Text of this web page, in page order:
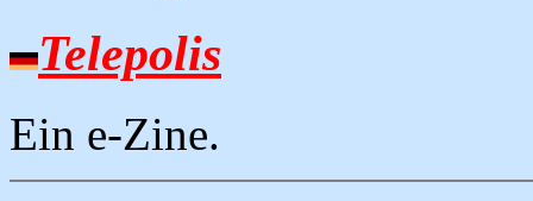
Telepolis
Ein e-Zine.